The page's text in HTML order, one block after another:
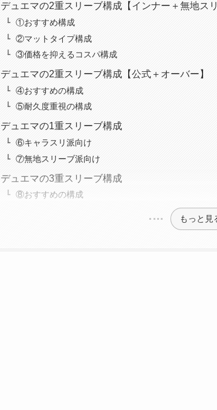
デュエマの2重スリーブ構成【インナー＋無地スリ
①おすすめ構成
②マットタイプ構成
③価格を抑えるコスパ構成
デュエマの2重スリーブ構成【公式＋オーバー】
④おすすめの構成
⑤耐久度重視の構成
デュエマの1重スリーブ構成
⑥キャラスリ派向け
⑦無地スリーブ派向け
デュエマの3重スリーブ構成
⑧おすすめの構成
もっと見